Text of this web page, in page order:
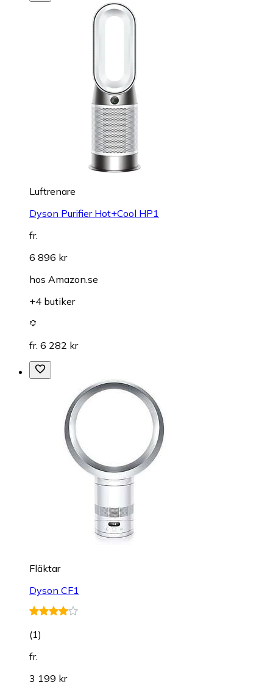
Luftrenare
Dyson Purifier Hot+Cool HP1
fr.
6 896 kr
hos Amazon.se
+4 butiker
fr. 6 282 kr
Fläktar
Dyson CF1
(1)
fr.
3 199 kr